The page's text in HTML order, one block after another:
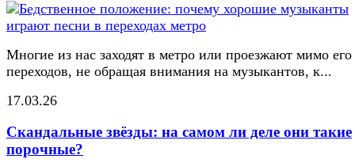
Многие из нас заходят в метро или проезжают мимо его
переходов, не обращая внимания на музыкантов, к...
17.03.26
Скандальные звёзды: на самом ли деле они такие
порочные?